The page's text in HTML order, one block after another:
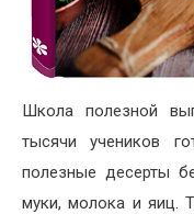
Школа полезной
тысячи учеников
полезные десерты
муки, молока и яиц.